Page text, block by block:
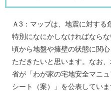
Ａ3：マップは、地震に対する
特別になにかしなければなら
頃から地盤や擁壁の状態に関
ただきたいと思います。なお
省が「わが家の宅地安全マニ
シート（案）」を公表してい